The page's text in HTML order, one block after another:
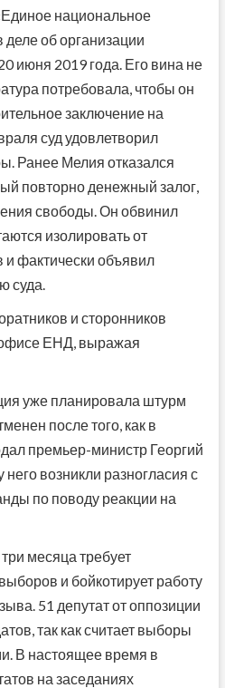
национальное
об организации
июня 2019 года. Его вина не
потребовала, чтобы он
заключение на
суд удовлетворил
Ранее Мелия отказался
повторно денежный залог,
свободы. Он обвинил
изолировать от
и фактически объявил
суда.
и сторонников
ЕНД, выражая
уже планировала штурм
после того, как в
премьер-министр Георгий
него возникли разногласия с
по поводу реакции на
месяца требует
и бойкотирует работу
51 депутат от оппозиции
так как считает выборы
В настоящее время в
на заседаниях